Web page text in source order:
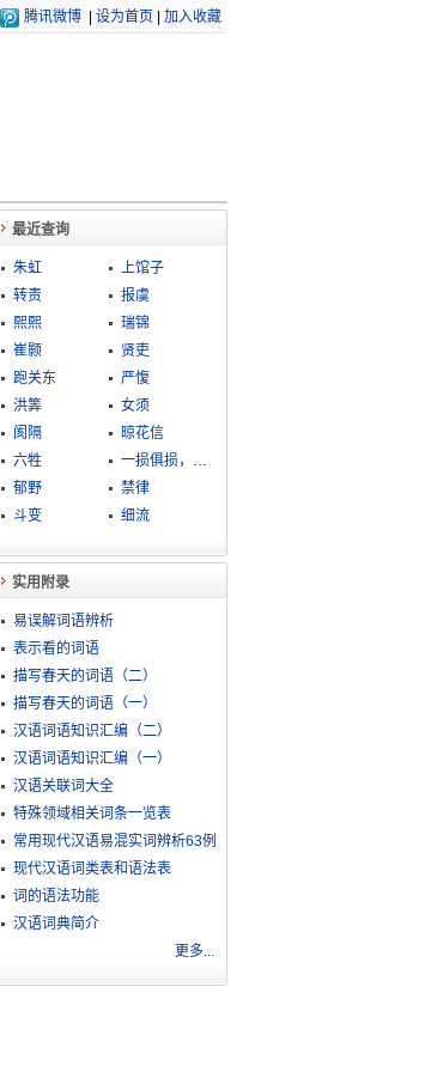
腾讯微博 设为首页 加入收藏
最近查询
朱虹
上馆子
转责
报虞
熙熙
瑞锦
崔颢
贤吏
跑关东
严愎
洪筭
女须
阂隔
晾花信
六牲
一损俱损，一荣俱荣
郁野
禁律
斗变
细流
实用附录
易误解词语辨析
表示看的词语
描写春天的词语（二）
描写春天的词语（一）
汉语词语知识汇编（二）
汉语词语知识汇编（一）
汉语关联词大全
特殊领域相关词条一览表
常用现代汉语易混实词辨析63例
现代汉语词类表和语法表
词的语法功能
汉语词典简介
更多...